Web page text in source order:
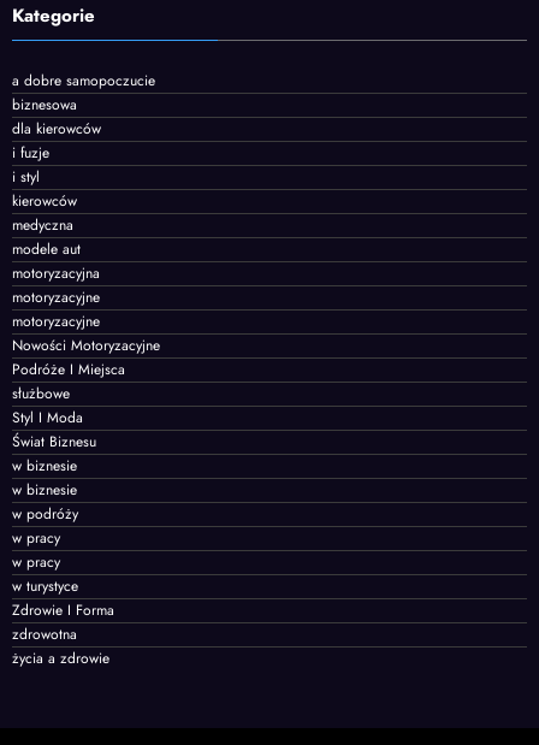
Kategorie
a dobre samopoczucie
biznesowa
dla kierowców
i fuzje
i styl
kierowców
medyczna
modele aut
motoryzacyjna
motoryzacyjne
motoryzacyjne
Nowości Motoryzacyjne
Podróże I Miejsca
służbowe
Styl I Moda
Świat Biznesu
w biznesie
w biznesie
w podróży
w pracy
w pracy
w turystyce
Zdrowie I Forma
zdrowotna
życia a zdrowie